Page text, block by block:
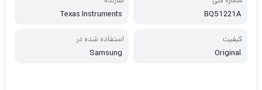
BQ51221A
Texas Instruments
کیفیت
Original
استفاده شده در
Samsung